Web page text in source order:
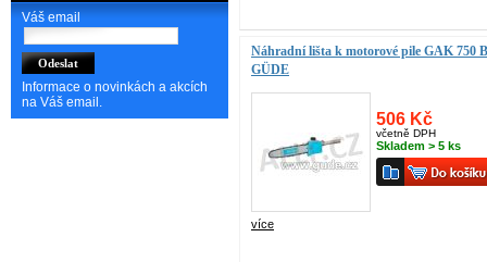
Náhradní lišta k motorové pile GAK 750
GÜDE
506 Kč
včetně DPH
Skladem > 5 ks
více
Váš email
Informace o novinkách a akcích
na Váš email.